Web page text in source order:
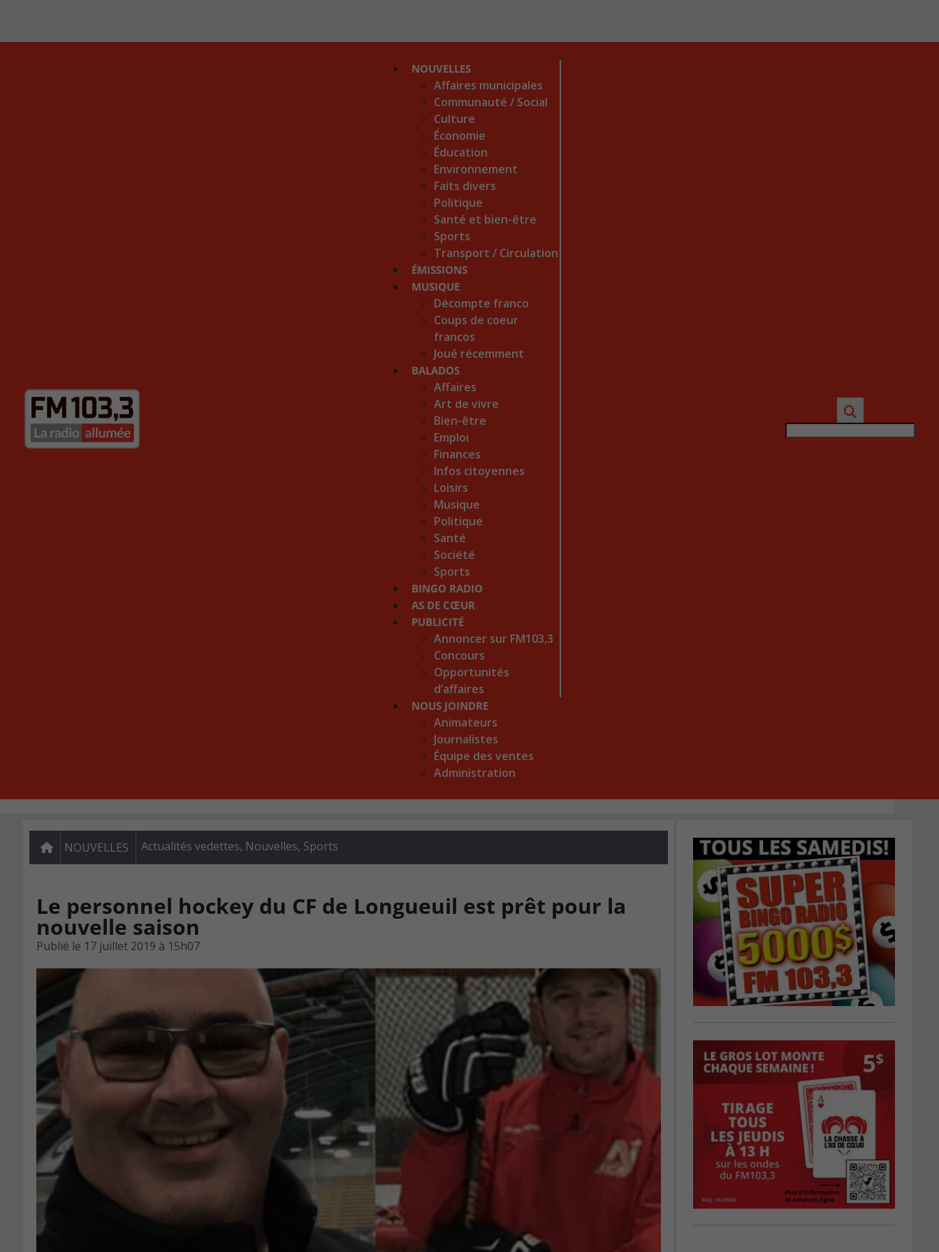
NOUVELLES
Affaires municipales
Communauté / Social
Culture
Économie
Éducation
Environnement
Faits divers
Politique
Santé et bien-être
Sports
Transport / Circulation
ÉMISSIONS
MUSIQUE
Décompte franco
Coups de coeur
francos
Joué récemment
BALADOS
Affaires
Art de vivre
Bien-être
Emploi
Finances
Infos citoyennes
Loisirs
Musique
Politique
Santé
Société
Sports
BINGO RADIO
AS DE CŒUR
PUBLICITÉ
Annoncer sur FM103,3
Concours
Opportunités
d’affaires
NOUS JOINDRE
Animateurs
Journalistes
Équipe des ventes
Administration
NOUVELLES Actualités vedettes, Nouvelles, Sports
Le personnel hockey du CF de Longueuil est prêt pour la
nouvelle saison
Publié le 17 juillet 2019 à 15h07